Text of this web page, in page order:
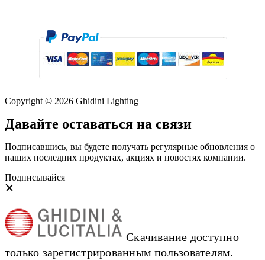
Copyright © 2026 Ghidini Lighting
Давайте оставаться на связи
Подписавшись, вы будете получать регулярные обновления о
наших последних продуктах, акциях и новостях компании.
Подписывайся
Скачивание доступно
только зарегистрированным пользователям.